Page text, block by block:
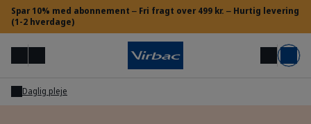
Spar 10% med abonnement ‒ ​Fri fragt over 499 kr. ‒ Hurtig levering
(1-2 hverdage)
MenuSøg Min konto Kurv
Daglig pleje